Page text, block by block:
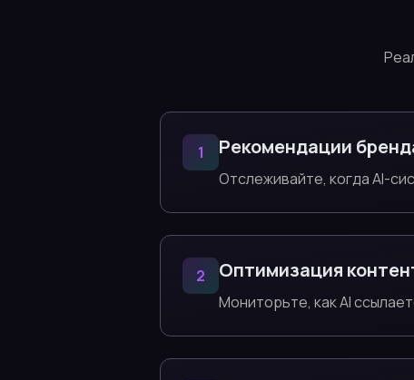
1 Рекомендации
Отслеживайте, когда AI-
2 Оптимизация
Мониторьте, как AI